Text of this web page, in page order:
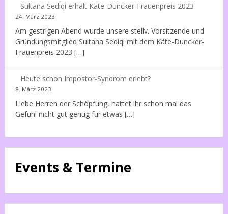
Sultana Sediqi erhält Käte-Duncker-Frauenpreis 2023
24. März 2023
Am gestrigen Abend wurde unsere stellv. Vorsitzende und
Gründungsmitglied Sultana Sediqi mit dem Käte-Duncker-
Frauenpreis 2023 […]
Heute schon Impostor-Syndrom erlebt?
8. März 2023
Liebe Herren der Schöpfung, hattet ihr schon mal das
Gefühl nicht gut genug für etwas […]
Events & Termine